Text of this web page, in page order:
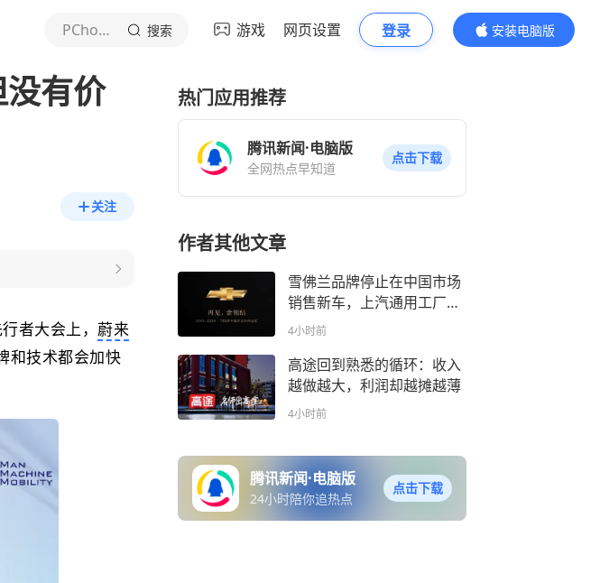
PChome电脑之家 搜索 游戏 网页设置 登录
安装电脑版
内容更精彩
有价
关注
者大会上， 蔚来
和技术都会加快
热门应用推荐
腾讯新闻·电脑版
全网热点早知道
点击下载
作者其他文章
雪佛兰品牌停止在中国市场
销售新车，上汽通用工厂不
会停产
4小时前
高途回到熟悉的循环：收入
越做越大，利润却越摊越薄
4小时前
腾讯新闻·电脑版
24小时陪你追热点
点击下载